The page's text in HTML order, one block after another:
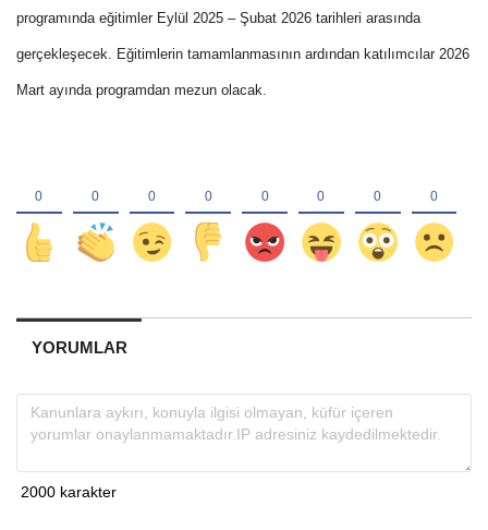
programında eğitimler Eylül 2025 – Şubat 2026 tarihleri arasında
gerçekleşecek. Eğitimlerin tamamlanmasının ardından katılımcılar 2026
Mart ayında programdan mezun olacak.
YORUMLAR